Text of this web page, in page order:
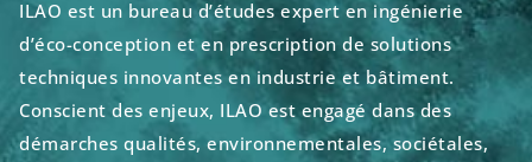
ILAO est un bureau d’études expert en ingénierie
d’éco-conception et en prescription de solutions
techniques innovantes en industrie et bâtiment.
Conscient des enjeux, ILAO est engagé dans des
démarches qualités, environnementales, sociétales,